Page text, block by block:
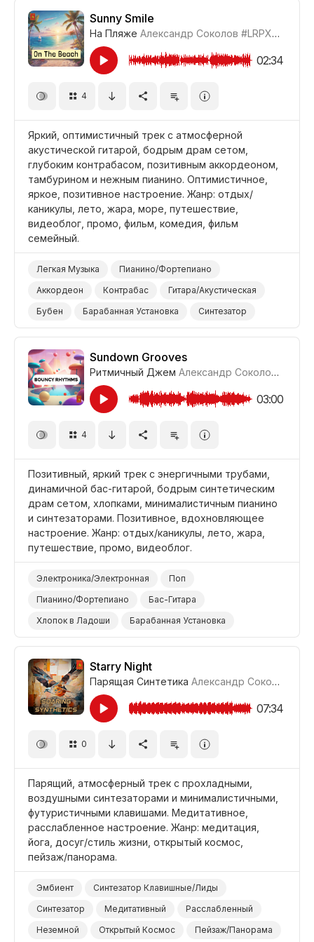
Позитивный
Особые Случаи/Мероприятия
Путешествие
Фильм Приключение Комедия
Sunny Smile
На Пляже Александр Соколов #LRPX070_35
02:34
4
Яркий, оптимистичный трек с атмосферной
акустической гитарой, бодрым драм сетом,
глубоким контрабасом, позитивным аккордеоном,
тамбурином и нежным пианино. Оптимистичное,
яркое, позитивное настроение. Жанр: отдых/
каникулы, лето, жара, море, путешествие,
видеоблог, промо, фильм, комедия, фильм
семейный.
Легкая Музыка
Пианино/Фортепиано
Аккордеон
Контрабас
Гитара/Акустическая
Бубен
Барабанная Установка
Синтезатор
Оптимистичный
Жизнерадостный/Яркий
Позитивный
Промоушен/Реклама
Лето
Море Жара
Путешествие
Отдых/Отпуск/Каникулы
Фильм Семейный
Комедия
Sundown Grooves
Ритмичный Джем Александр Соколов
03:00
4
Позитивный, яркий трек с энергичными трубами,
динамичной бас-гитарой, бодрым синтетическим
драм сетом, хлопками, минималистичным пианино
и синтезаторами. Позитивное, вдохновляющее
настроение. Жанр: отдых/каникулы, лето, жара,
путешествие, промо, видеоблог.
Электроника/Электронная
Поп
Пианино/Фортепиано
Бас-Гитара
Хлопок в Ладоши
Барабанная Установка
Медные
Синтезатор
Энергичный
Вдохновляющий
Позитивный
Промоушен/Реклама
Видеоблог
Лето
Жара
Путешествие Отдых/Отпуск/Каникулы
Starry Night
Парящая Синтетика Александр Соколов
07:34
0
Парящий, атмосферный трек с прохладными,
воздушными синтезаторами и минималистичными,
футуристичными клавишами. Медитативное,
расслабленное настроение. Жанр: медитация,
йога, досуг/стиль жизни, открытый космос,
пейзаж/панорама.
Эмбиент
Синтезатор Клавишные/Лиды
Синтезатор
Медитативный
Расслабленный
Неземной
Открытый Космос
Пейзаж/Панорама